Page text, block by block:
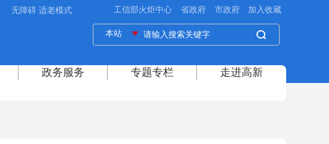
无障碍 适老模式